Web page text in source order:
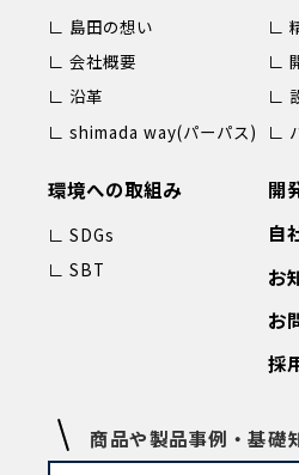
∟ 島田の想い
∟ 会社概要
∟ 沿革
∟ shimada way(パーパス)
∟
∟
∟
∟
環境への取組み
∟ SDGs
∟ SBT
開
自
お
お
採
商品や製品事例・基礎